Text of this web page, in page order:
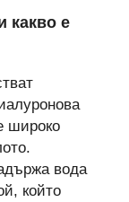
какво е
широко
вода
който